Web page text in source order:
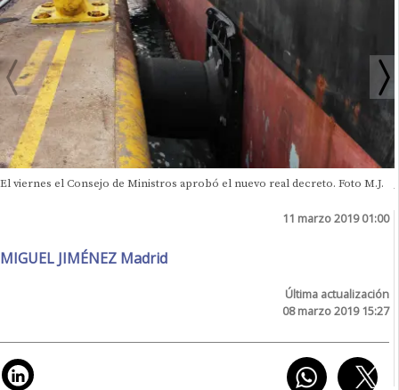
El viernes el Consejo de Ministros aprobó el nuevo real decreto. Foto M.J.
11 marzo 2019 01:00
MIGUEL JIMÉNEZ Madrid
Última actualización
08 marzo 2019 15:27